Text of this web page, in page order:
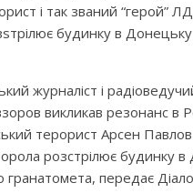
і так званий “герой”
будинку в
журналіст і
викликав резонанс в
терорист Арсен
розстрілює будинку
гранатомета, передає